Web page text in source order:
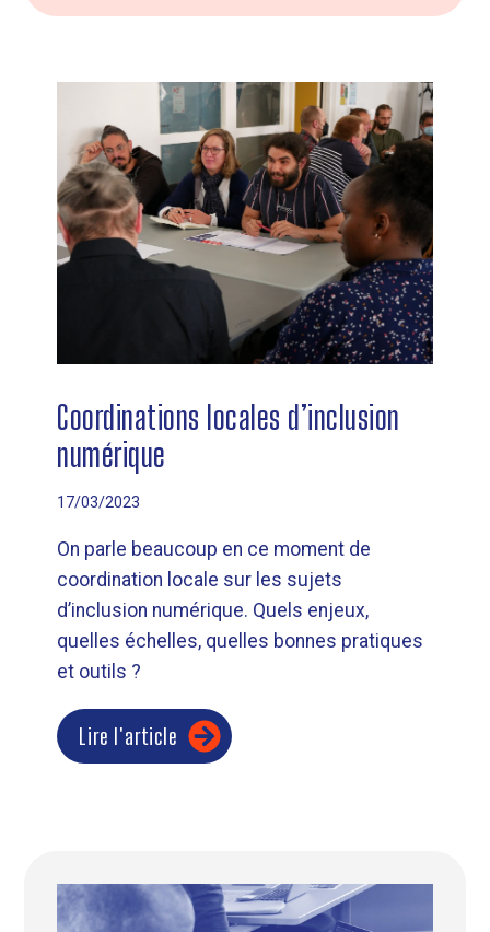
Coordinations locales d’inclusion
numérique
17/03/2023
On parle beaucoup en ce moment de
coordination locale sur les sujets
d’inclusion numérique. Quels enjeux,
quelles échelles, quelles bonnes pratiques
et outils ?
Lire l'article